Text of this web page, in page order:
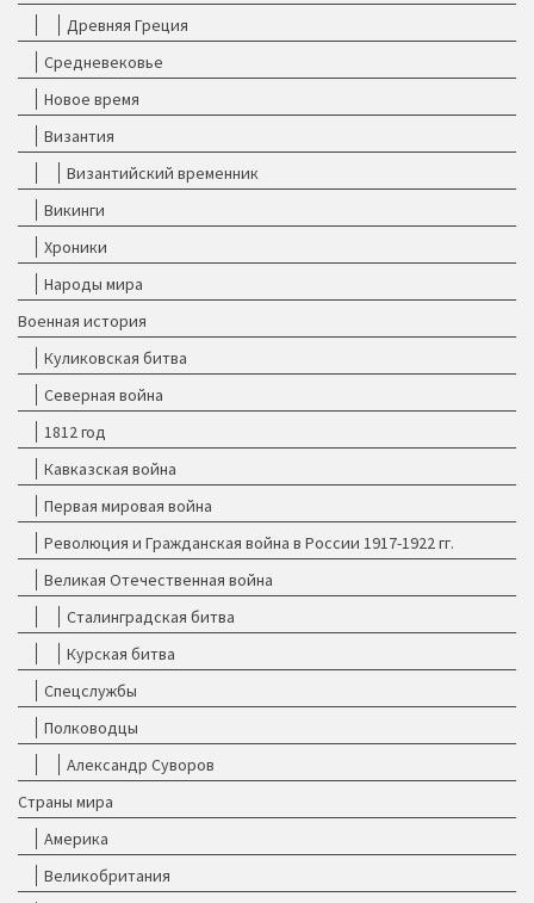
Древняя Греция
Средневековье
Новое время
Византия
Византийский временник
Викинги
Хроники
Народы мира
Военная история
Куликовская битва
Северная война
1812 год
Кавказская война
Первая мировая война
Революция и Гражданская война в России 1917-1922 гг.
Великая Отечественная война
Сталинградская битва
Курская битва
Спецслужбы
Полководцы
Александр Суворов
Страны мира
Америка
Великобритания